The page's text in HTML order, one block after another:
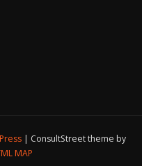
ConsultStreet theme by
MAP